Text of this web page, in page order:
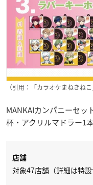
（引用：「カラオケまねきねこ
MANKAIカンパニーセッ
杯・アクリルマドラー1
店舗
対象47店舗（詳細は特